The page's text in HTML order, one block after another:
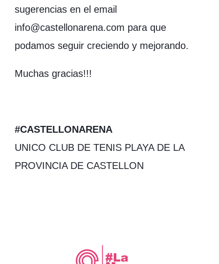
sugerencias en el email
info@castellonarena.com para que
podamos seguir creciendo y mejorando.
Muchas gracias!!!
#CASTELLONARENA
UNICO CLUB DE TENIS PLAYA DE LA
PROVINCIA DE CASTELLON